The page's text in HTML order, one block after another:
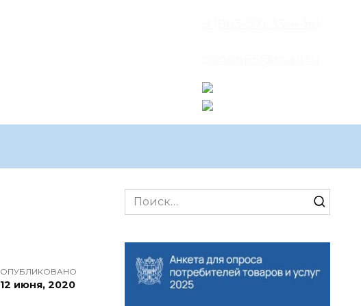
ОПУБЛИКОВАНО
12 июня, 2020
Search
for: